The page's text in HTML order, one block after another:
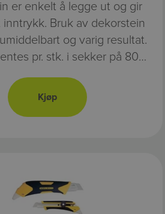
er enkelt å legge ut og gir
Bruk av dekorstein
og varig resultat.
pr. stk. i sekker på 800
og singel til din hage.